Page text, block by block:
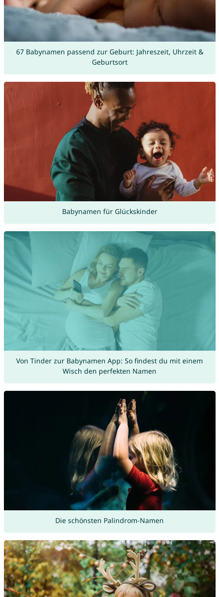
67 Babynamen passend zur Geburt: Jahreszeit, Uhrzeit &
Geburtsort
Babynamen für Glückskinder
Von Tinder zur Babynamen App: So findest du mit einem
Wisch den perfekten Namen
Die schönsten Palindrom-Namen